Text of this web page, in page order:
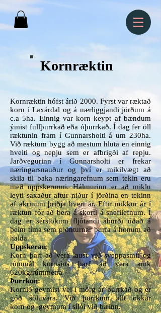
Kornræktin
Kornræktin hófst árið 2000. Fyrst var ræktað
korn í Laxárdal og á nærliggjandi jörðum á
c.a 5ha. Einnig var korn keypt af bændum
ýmist fullþurrkað eða óþurrkað. Í dag fer öll
ræktunin fram í Gunnarsholti á um 230ha.
Við ræktum bygg að mestum hluta en einnig
hveiti og nepju sem er afbrigði af repju.
Jarðvegurinn í Gunnarsholti er frekar
næringarsnauður og því er mikilvægt að
skila til baka næringarefnum sem tekin eru
með uppskerunni. Hálmurinn er að miklu
leyti saxaður aftur niður í jörðina en tekinn
af akrinum þriðja hvert ár. Eftir nokkur ár í
ræktun fór að bera á skorti á snefilefnum. Í
dag er sérstökum fljótandi áburði úðað á
þeim tíma sem plönturnar þurfa á honum að
halda.
Uppskeran:
Korn þarf að vera laust við sveppasmit og
rúmmál kornsins þarf að vera amk
620kg/rúmmetra
Þurrkun:
Kornið geymist vel í mörg ár þurrkað og er
góð söluvara. Við þurrkum allt okkar
korn og geymum í sílói við bæinn.